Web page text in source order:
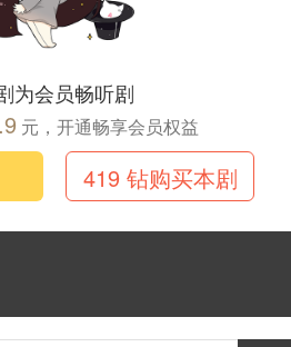
为会员畅听剧
元，开通畅享会员权益
419 钻购买本剧